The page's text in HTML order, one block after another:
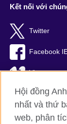
Kết nối với
Twitter
Facebook
Vimeo
RSS
Hội đồng
nhất và thứ
web, phân